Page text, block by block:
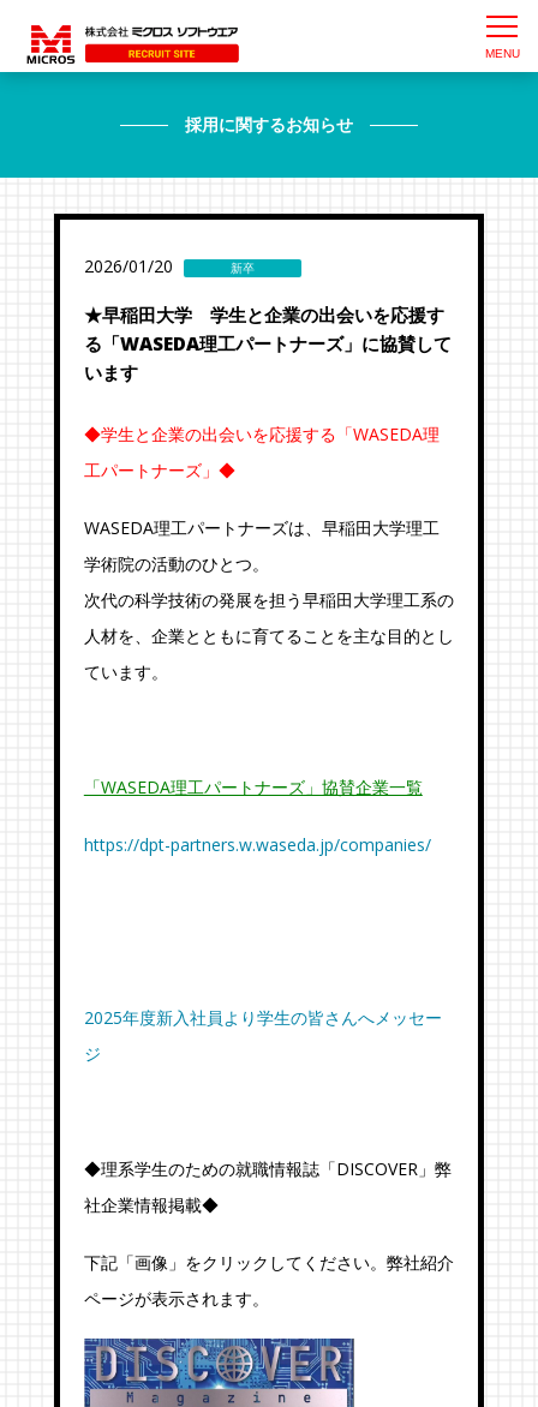
採用に関するお知らせ
2026/01/20 新卒
★早稲田大学 学生と企業の出会いを応援す
る「WASEDA理工パートナーズ」に協賛して
います
◆学生と企業の出会いを応援する「WASEDA理
工パートナーズ」◆
WASEDA理工パートナーズは、早稲田大学理工
学術院の活動のひとつ。
次代の科学技術の発展を担う早稲田大学理工系の
人材を、企業とともに育てることを主な目的とし
ています。
「WASEDA理工パートナーズ」協賛企業一覧
https://dpt-partners.w.waseda.jp/companies/
2025年度新入社員より学生の皆さんへメッセー
ジ
◆理系学生のための就職情報誌「DISCOVER」弊
社企業情報掲載◆
下記「画像」をクリックしてください。弊社紹介
ページが表示されます。